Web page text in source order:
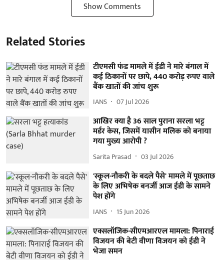
Show Comments
Related Stories
टीएमसी फंड मामले में ईडी ने मारे बंगाल में
कई ठिकानों पर छापे, 440 करोड़ रुपए वाले
बैंक खातों की जांच शुरू
IANS 07 Jul 2026
आखिर क्या है 36 साल पुराना सरला भट्ट
मर्डर केस, जिसमें यासीन मलिक को बनाया
गया मुख्य आरोपी ?
Sarita Prasad 03 Jul 2026
'स्कूल-नौकरी के बदले पैसे' मामले में पूछताछ
के लिए अभिषेक बनर्जी आज ईडी के सामने
पेश होंगे
IANS 15 Jun 2026
एक्सलॉजिक-सीएमआरएल मामला: पिनाराई
विजयन की बेटी वीणा विजयन को ईडी ने
भेजा समन